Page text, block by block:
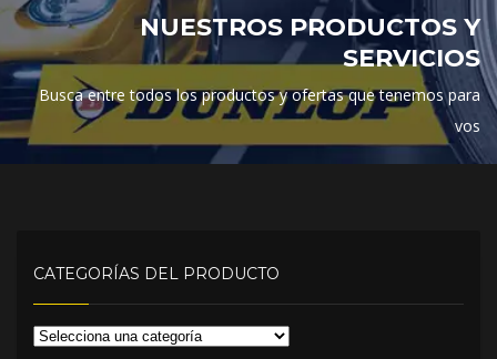
NUESTROS PRODUCTOS Y
SERVICIOS
Busca entre todos los productos y ofertas que tenemos para
vos
CATEGORÍAS DEL PRODUCTO